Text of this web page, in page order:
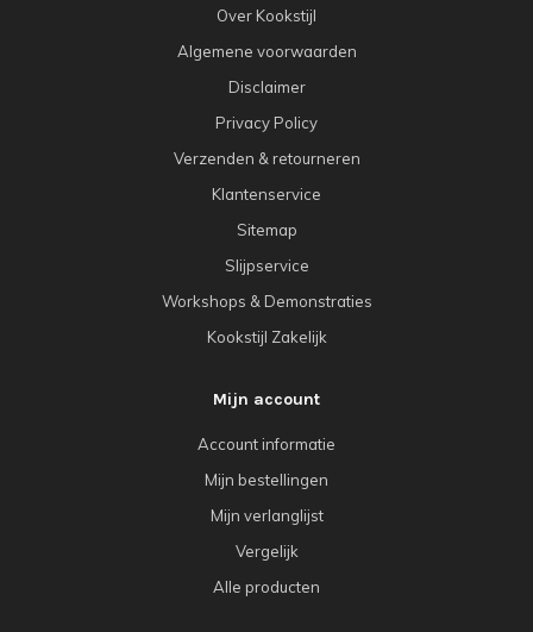
Over Kookstijl
Algemene voorwaarden
Disclaimer
Privacy Policy
Verzenden & retourneren
Klantenservice
Sitemap
Slijpservice
Workshops & Demonstraties
Kookstijl Zakelijk
Mijn account
Account informatie
Mijn bestellingen
Mijn verlanglijst
Vergelijk
Alle producten